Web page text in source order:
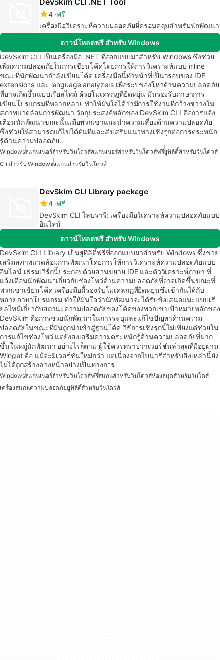
DevSkim CLI .NET Tool
4 ฟรี
เครื่องมือวิเคราะห์ความปลอดภัยที่ครอบคลุมสำหรับนักพัฒนา
ดาวน์โหลดฟรี สำหรับ Windows
DevSkim CLI เป็นเครื่องมือ .NET ที่ออกแบบมาสำหรับ Windows ซึ่งช่วย
เพิ่มความปลอดภัยในการเขียนโค้ดโดยการให้การวิเคราะห์แบบ inline
ขณะที่นักพัฒนากำลังเขียนโค้ด เครื่องมือนี้ทำหน้าที่เป็นกรอบของ IDE
extensions และ language analyzers เพื่อระบุช่องโหว่ด้านความปลอดภัย
ที่อาจเกิดขึ้นแบบเรียลไทม์ ด้วยโมเดลกฎที่ยืดหยุ่น มันรองรับภาษาการ
เขียนโปรแกรมที่หลากหลาย ทำให้มั่นใจได้ว่ามีการใช้งานที่กว้างขวางใน
สภาพแวดล้อมการพัฒนา วัตถุประสงค์หลักของ DevSkim CLI คือการแจ้ง
เตือนนักพัฒนาขณะนั้นเมื่อพวกเขาแนะนำความเสี่ยงด้านความปลอดภัย
ซึ่งช่วยให้สามารถแก้ไขได้ทันทีและส่งเสริมแนวทางเชิงรุกต่อการตระหนัก
รู้ด้านความปลอดภัย…
Windowsสแกนเนอร์สำหรับวินโดวส์สแกนเนอร์สำหรับวินโดวส์ฟรียูทิลิตี้สำหรับวินโดวส์
Cli สำหรับ Windowsสแกนสำหรับวินโดวส์
DevSkim CLI Library package
4 ฟรี
DevSkim CLI ไลบรารี: เครื่องมือวิเคราะห์ความปลอดภัยแบบ
อินไลน์
ดาวน์โหลดฟรี สำหรับ Windows
DevSkim CLI Library เป็นยูทิลิตี้ฟรีที่ออกแบบมาสำหรับ Windows ซึ่งช่วย
เสริมสภาพแวดล้อมการพัฒนาโดยการให้การวิเคราะห์ความปลอดภัยแบบ
อินไลน์ เฟรมเวิร์กนี้ประกอบด้วยส่วนขยาย IDE และตัววิเคราะห์ภาษา ที่
แจ้งเตือนนักพัฒนาเกี่ยวกับช่องโหว่ด้านความปลอดภัยที่อาจเกิดขึ้นขณะที่
พวกเขาเขียนโค้ด เครื่องมือนี้รองรับโมเดลกฎที่ยืดหยุ่นซึ่งเข้ากันได้กับ
หลายภาษาโปรแกรม ทำให้มั่นใจว่านักพัฒนาจะได้รับข้อเสนอแนะแบบเรี
ยลไทม์เกี่ยวกับสถานะความปลอดภัยของโค้ดของพวกเขาเป้าหมายหลักของ
DevSkim คือการช่วยนักพัฒนาในการระบุและแก้ไขปัญหาด้านความ
ปลอดภัยในขณะที่มันถูกนำเข้าสู่ฐานโค้ด วิธีการเชิงรุกนี้ไม่เพียงแต่ช่วยใน
การแก้ไขช่องโหว่ แต่ยังส่งเสริมความตระหนักรู้ด้านความปลอดภัยที่มาก
ขึ้นในหมู่นักพัฒนา อย่างไรก็ตาม ผู้ใช้ควรทราบว่าเวอร์ชันล่าสุดที่มีอยู่ผ่าน
Winget คือ แม้จะมีเวอร์ชันใหม่กว่า แต่เนื่องจากไบนารีสำหรับสิ่งเหล่านี้ยัง
ไม่ได้ถูกสร้างล่วงหน้าอย่างเป็นทางการ
Windowsสแกนเนอร์สำหรับวินโดวส์ฟรีสแกนสำหรับวินโดวส์ห้องสมุดสำหรับวินโดส์
เครื่องสแกนความปลอดภัยยูทิลิตี้สำหรับวินโดวส์